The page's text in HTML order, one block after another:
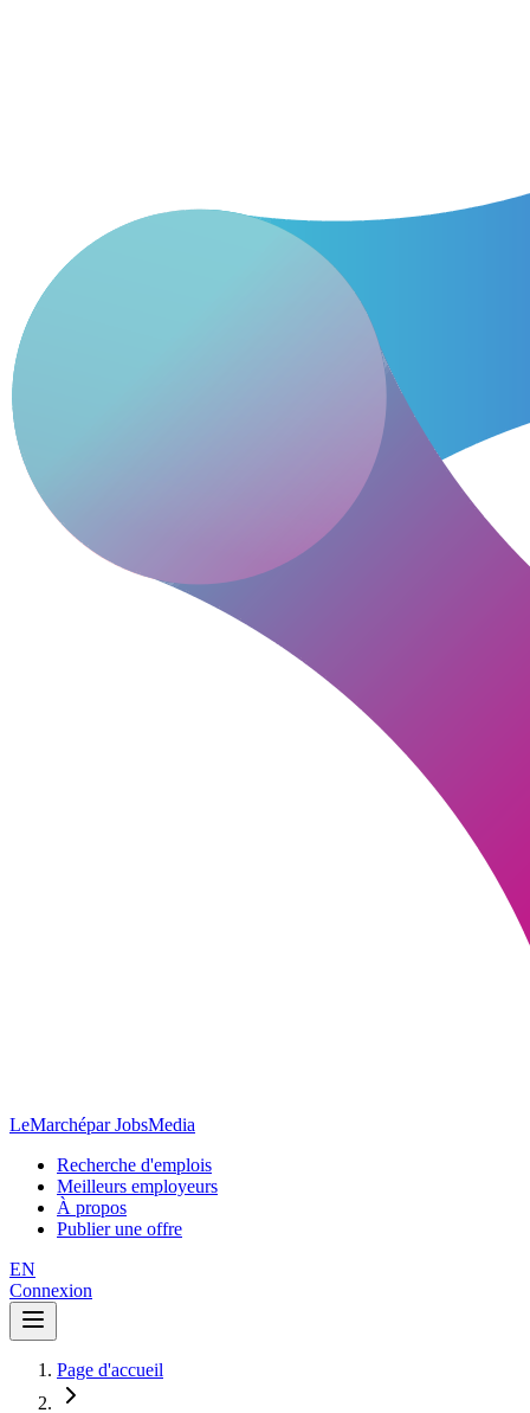
LeMarchépar JobsMedia
Recherche d'emplois
Meilleurs employeurs
À propos
Publier une offre
EN
Connexion
Page d'accueil